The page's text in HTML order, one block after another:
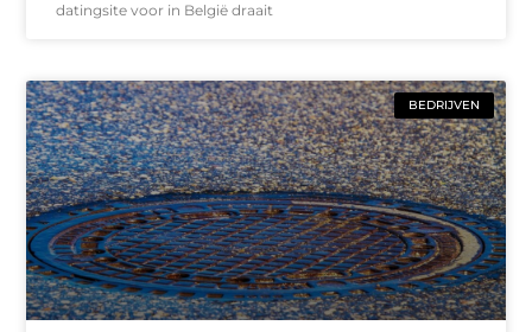
datingsite voor in België draait
BEDRIJVEN